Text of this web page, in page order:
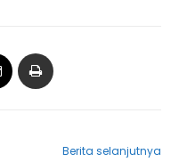
Berita selanjutnya